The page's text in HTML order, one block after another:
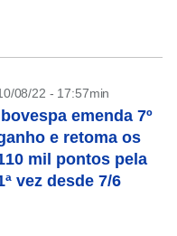
08/22 - 17:57min
emenda 7º
e retoma os
mil pontos pela
vez desde 7/6